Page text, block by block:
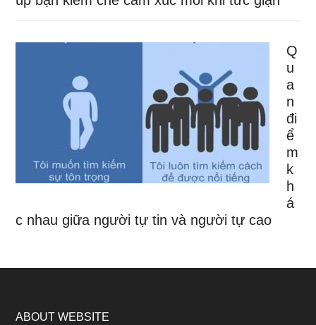
Q
u
a
n
đi
ể
m
k
h
á
c nhau giữa người tự tin và người tự cao
ABOUT WEBSITE